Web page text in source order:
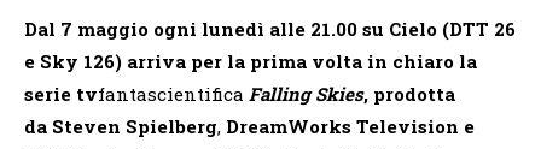
Dal 7 maggio ogni lunedì alle 21.00 su Cielo (DTT 26
e Sky 126) arriva per la prima volta in chiaro la
serie tvfantascientifica Falling Skies, prodotta
da Steven Spielberg, DreamWorks Television e